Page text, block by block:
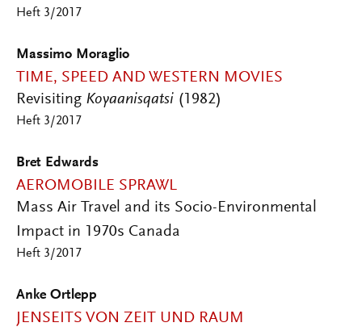
Heft 3/2017
Massimo Moraglio
TIME, SPEED AND WESTERN MOVIES
Revisiting Koyaanisqatsi (1982)
Heft 3/2017
Bret Edwards
AEROMOBILE SPRAWL
Mass Air Travel and its Socio-Environmental
Impact in 1970s Canada
Heft 3/2017
Anke Ortlepp
JENSEITS VON ZEIT UND RAUM